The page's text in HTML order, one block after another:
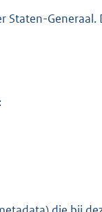
Generaal.